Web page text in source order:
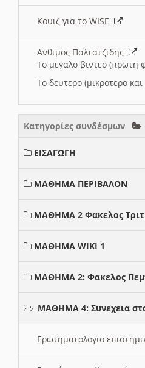
Κουιζ για το WISE
Ανθιμος Παλτατζιδης
Το μεγαλο βιντεο (πρωτη
Το δευτερο (μικροτερο
Κατηγορίες συνδέσμων
ΕΙΣΑΓΩΓΗ
ΜΑΘΗΜΑ ΠΕΡΙΒΑΛΟΝ
ΜΑΘΗΜΑ 2 Φακελος
ΜΑΘΗΜΑ WIKI 1
ΜΑΘΗΜΑ 2: Φακελος
ΜΑΘΗΜΑ 4: Συνεχεια
Ερωτηματολογιο